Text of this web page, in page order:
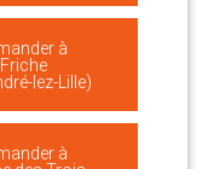
à
Friche
lez-Lille)
à